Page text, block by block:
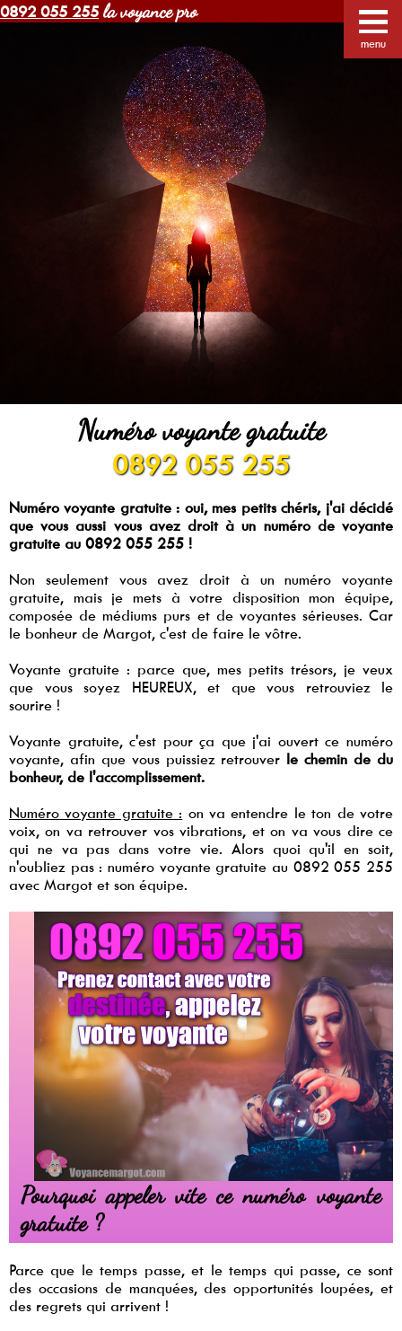
menu
0892 055 255 la voyance pro
Blog
Numéro voyante gratuite
0892 055 255
Numéro voyante gratuite : oui, mes petits chéris, j'ai décidé
que vous aussi vous avez droit à un numéro de voyante
gratuite au 0892 055 255 !
Non seulement vous avez droit à un numéro voyante
gratuite, mais je mets à votre disposition mon équipe,
composée de médiums purs et de voyantes sérieuses. Car
le bonheur de Margot, c'est de faire le vôtre.
Voyante gratuite : parce que, mes petits trésors, je veux
que vous soyez HEUREUX, et que vous retrouviez le
sourire !
Voyante gratuite, c'est pour ça que j'ai ouvert ce numéro
voyante, afin que vous puissiez retrouver le chemin de du
bonheur, de l'accomplissement.
Numéro voyante gratuite : on va entendre le ton de votre
voix, on va retrouver vos vibrations, et on va vous dire ce
qui ne va pas dans votre vie. Alors quoi qu'il en soit,
n'oubliez pas : numéro voyante gratuite au 0892 055 255
avec Margot et son équipe.
Pourquoi appeler vite ce numéro voyante
gratuite ?
Parce que le temps passe, et le temps qui passe, ce sont
des occasions de manquées, des opportunités loupées, et
des regrets qui arrivent !